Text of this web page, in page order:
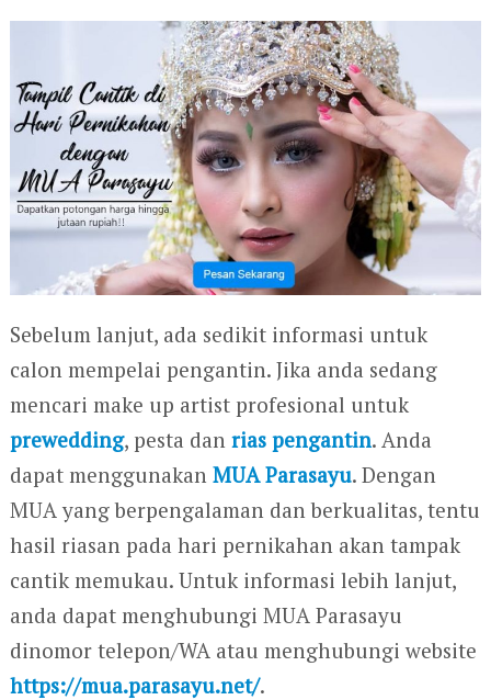
Sebelum lanjut, ada sedikit informasi untuk
calon mempelai pengantin. Jika anda sedang
mencari make up artist profesional untuk
prewedding, pesta dan rias pengantin. Anda
dapat menggunakan MUA Parasayu. Dengan
MUA yang berpengalaman dan berkualitas, tentu
hasil riasan pada hari pernikahan akan tampak
cantik memukau. Untuk informasi lebih lanjut,
anda dapat menghubungi MUA Parasayu
dinomor telepon/WA atau menghubungi website
https://mua.parasayu.net/.